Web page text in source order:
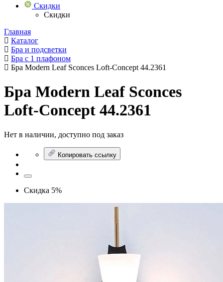
Скидки
Скидки
Главная
Каталог
Бра и подсветки
Бра с 1 плафоном
Бра Modern Leaf Sconces Loft-Concept 44.2361
Бра Modern Leaf Sconces
Loft-Concept 44.2361
Нет в наличии, доступно под заказ
Копировать ссылку
Скидка 5%